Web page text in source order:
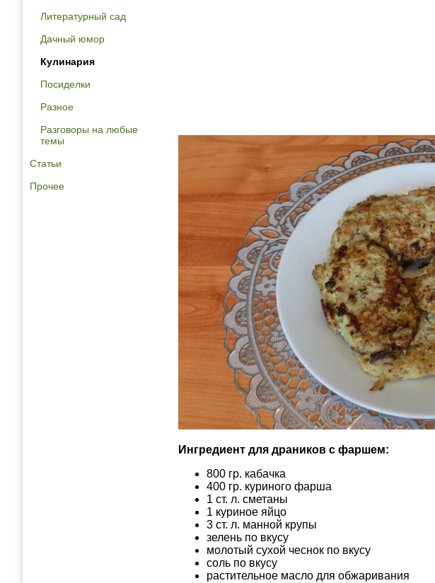
Литературный сад
Дачный юмор
Кулинария
Посиделки
Разное
Разговоры на любые
темы
Статьи
Прочее
Ингредиент для драников с фаршем:
800 гр. кабачка
400 гр. куриного фарша
1 ст. л. сметаны
1 куриное яйцо
3 ст. л. манной крупы
зелень по вкусу
молотый сухой чеснок по вкусу
соль по вкусу
растительное масло для обжаривания